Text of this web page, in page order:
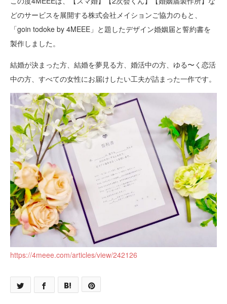
どのサービスを展開する株式会社メイションご協力のもと、
「goin todoke by 4MEEE」と題したデザイン婚姻届と誓約書を
製作しました。
結婚が決まった方、結婚を夢見る方、婚活中の方、ゆる〜く恋活
中の方、すべての女性にお届けしたい工夫が詰まった一作です。
https://4meee.com/articles/view/242126